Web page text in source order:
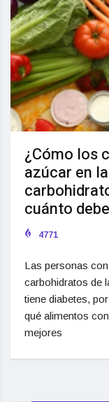
¿Cómo los
azúcar en
cuánto
4771
Las personas
carbohidratos de
tiene diabetes,
qué alimentos
mejores